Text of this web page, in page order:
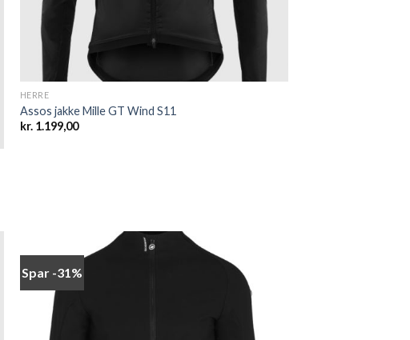
HERRE
Assos jakke Mille GT Wind S11
kr.1.199,00
Spar -31%
Add to
wishlist